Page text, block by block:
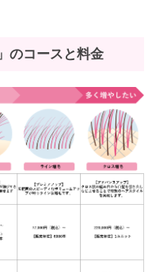
のコースと料金